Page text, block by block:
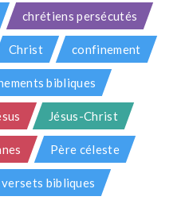
chrétiens persécutés
Christ confinement
bibliques
Jésus-Christ
Père céleste
versets bibliques